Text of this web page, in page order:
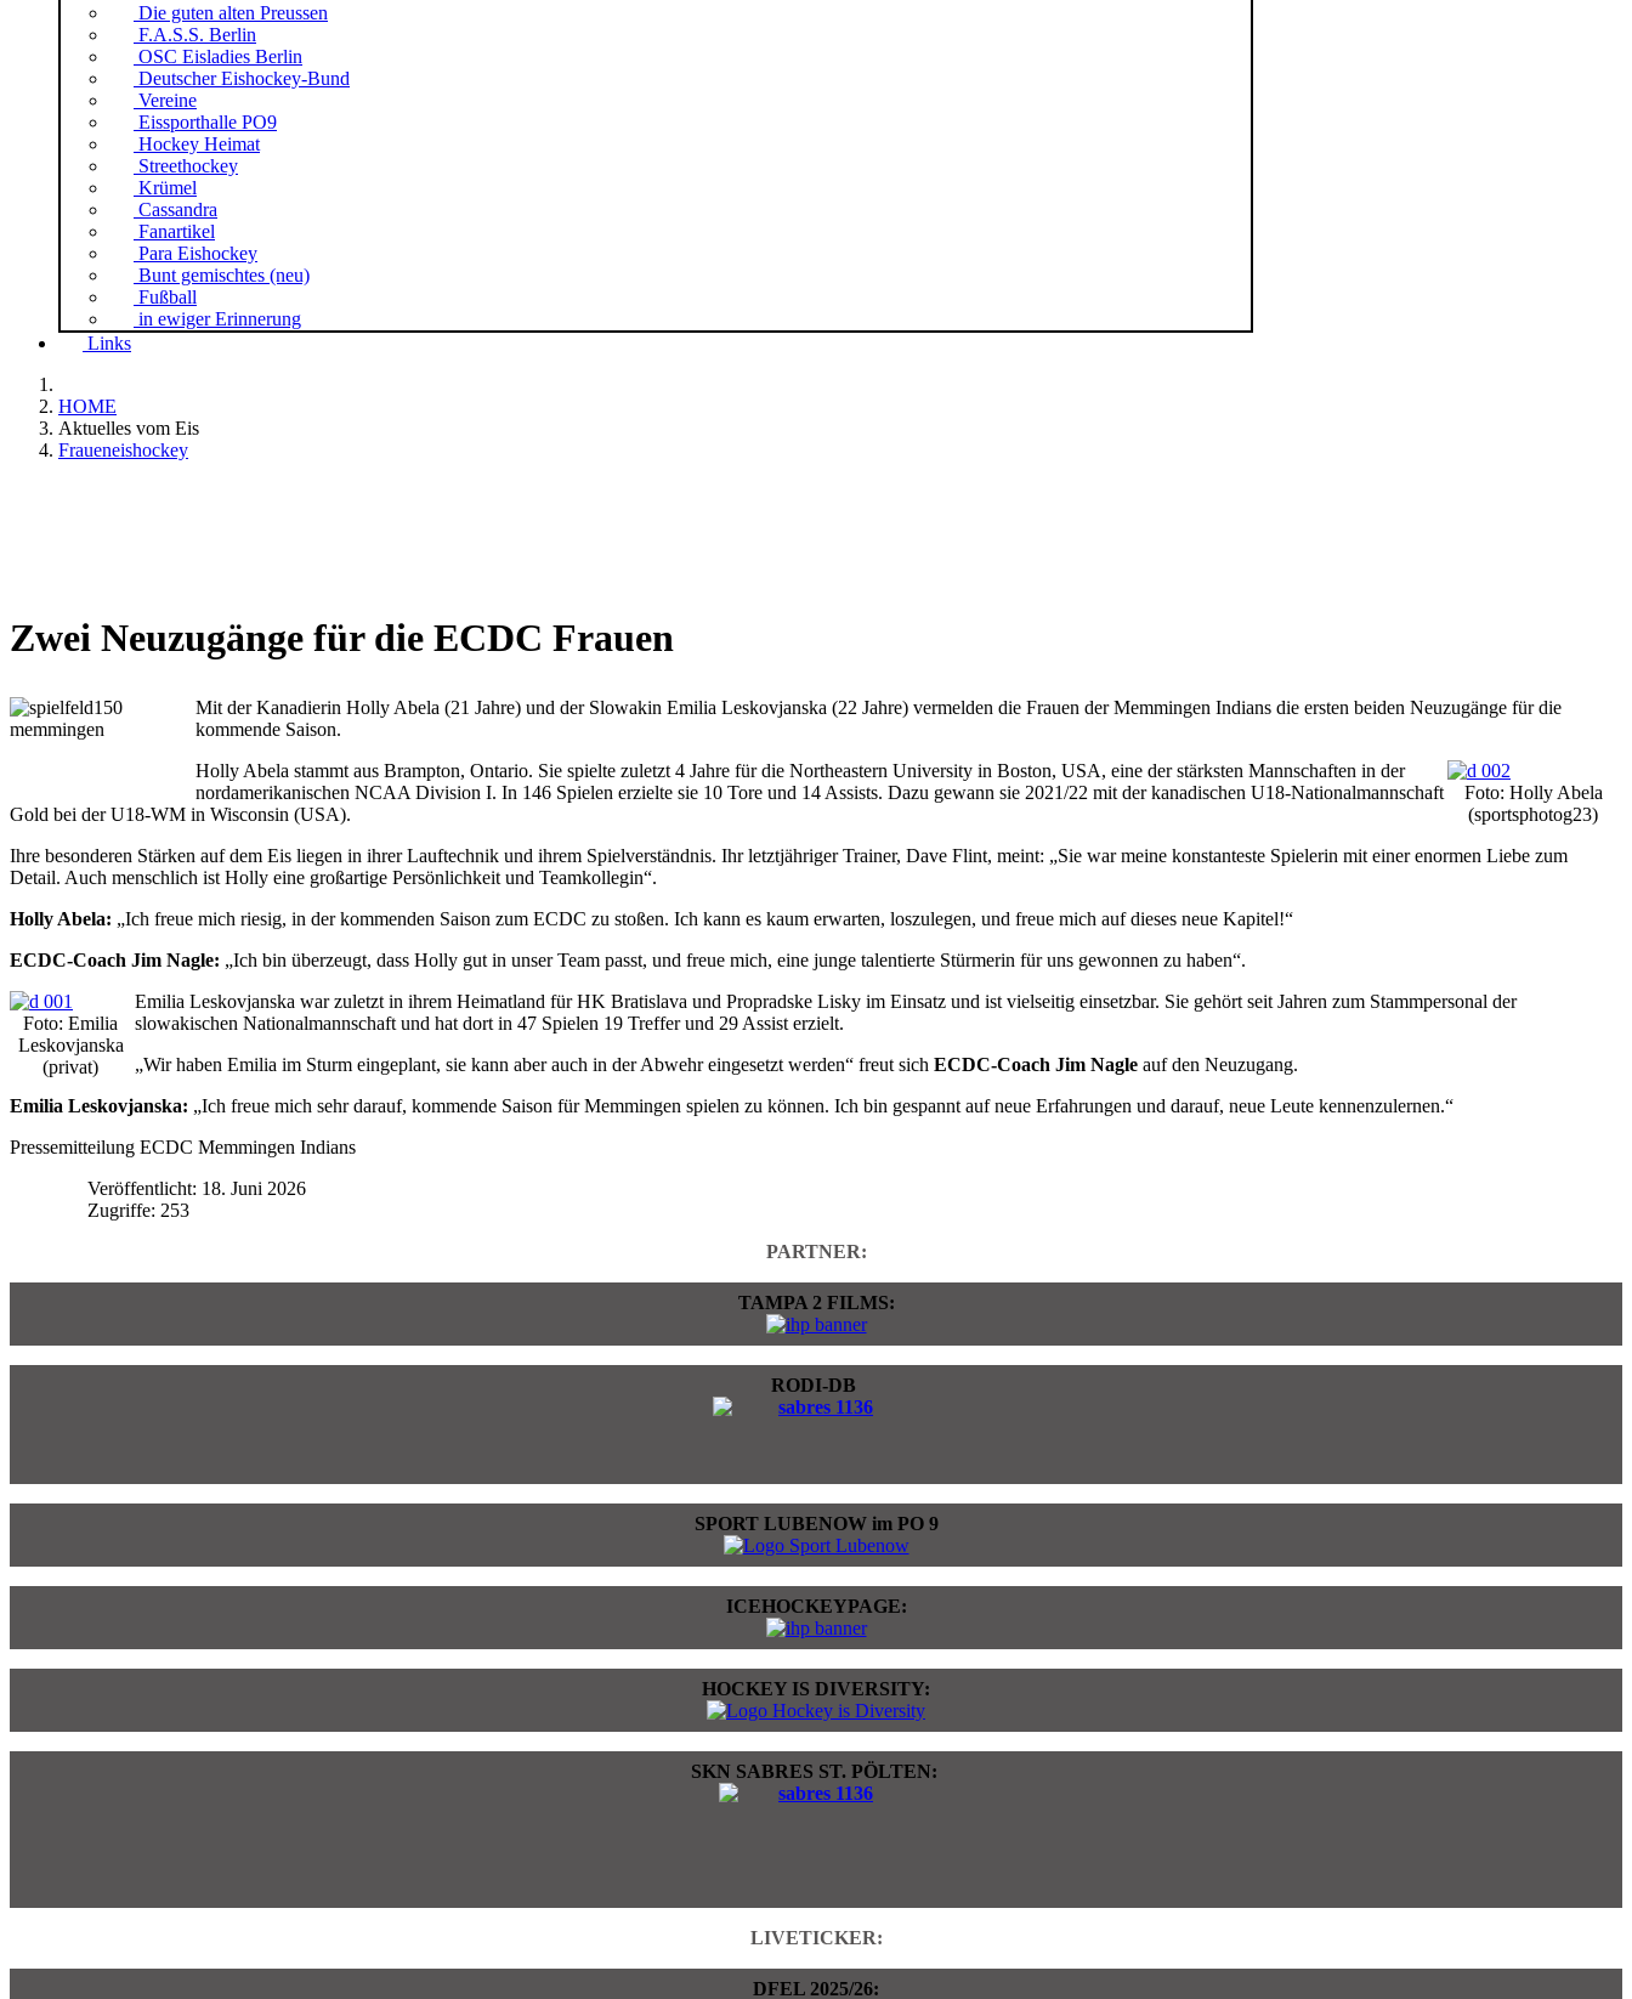
Die guten alten Preussen
F.A.S.S. Berlin
OSC Eisladies Berlin
Deutscher Eishockey-Bund
Vereine
Eissporthalle PO9
Hockey Heimat
Streethockey
Krümel
Cassandra
Fanartikel
Para Eishockey
Bunt gemischtes (neu)
Fußball
in ewiger Erinnerung
Links
HOME
Aktuelles vom Eis
Fraueneishockey
Zwei Neuzugänge für die ECDC Frauen
Mit der Kanadierin Holly Abela (21 Jahre) und der Slowakin Emilia Leskovjanska (22 Jahre) vermelden die Frauen der Memmingen Indians die ersten beiden Neuzugänge für die
kommende Saison.
Foto: Holly Abela
(sportsphotog23)
Holly Abela stammt aus Brampton, Ontario. Sie spielte zuletzt 4 Jahre für die Northeastern University in Boston, USA, eine der stärksten Mannschaften in der
nordamerikanischen NCAA Division I. In 146 Spielen erzielte sie 10 Tore und 14 Assists. Dazu gewann sie 2021/22 mit der kanadischen U18-Nationalmannschaft
Gold bei der U18-WM in Wisconsin (USA).
Ihre besonderen Stärken auf dem Eis liegen in ihrer Lauftechnik und ihrem Spielverständnis. Ihr letztjähriger Trainer, Dave Flint, meint: „Sie war meine konstanteste Spielerin mit einer enormen Liebe zum
Detail. Auch menschlich ist Holly eine großartige Persönlichkeit und Teamkollegin“.
Holly Abela: „Ich freue mich riesig, in der kommenden Saison zum ECDC zu stoßen. Ich kann es kaum erwarten, loszulegen, und freue mich auf dieses neue Kapitel!“
ECDC-Coach Jim Nagle: „Ich bin überzeugt, dass Holly gut in unser Team passt, und freue mich, eine junge talentierte Stürmerin für uns gewonnen zu haben“.
Foto: Emilia
Leskovjanska
(privat)
Emilia Leskovjanska war zuletzt in ihrem Heimatland für HK Bratislava und Propradske Lisky im Einsatz und ist vielseitig einsetzbar. Sie gehört seit Jahren zum Stammpersonal der
slowakischen Nationalmannschaft und hat dort in 47 Spielen 19 Treffer und 29 Assist erzielt.
„Wir haben Emilia im Sturm eingeplant, sie kann aber auch in der Abwehr eingesetzt werden“ freut sich ECDC-Coach Jim Nagle auf den Neuzugang.
Emilia Leskovjanska: „Ich freue mich sehr darauf, kommende Saison für Memmingen spielen zu können. Ich bin gespannt auf neue Erfahrungen und darauf, neue Leute kennenzulernen.“
Pressemitteilung ECDC Memmingen Indians
Veröffentlicht: 18. Juni 2026
Zugriffe: 253
PARTNER:
TAMPA 2 FILMS:
RODI-DB
SPORT LUBENOW im PO 9
ICEHOCKEYPAGE:
HOCKEY IS DIVERSITY:
SKN SABRES ST. PÖLTEN:
LIVETICKER:
DFEL 2025/26: